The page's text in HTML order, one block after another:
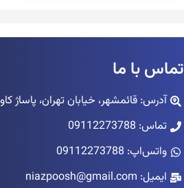
تماس با ما
آدرس: قائمشهر، خیابان تهران، پاساژ کاوه،
تماس: 09112273788
واتس‌اپ: 09112273788
ایمیل: niazpoosh@gmail.com